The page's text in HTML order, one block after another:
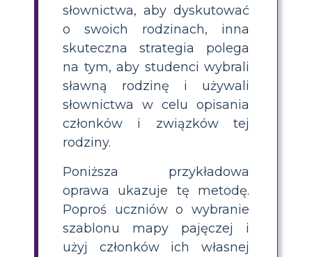
słownictwa, aby dyskutować
o swoich rodzinach, inna
skuteczna strategia polega
na tym, aby studenci wybrali
sławną rodzinę i używali
słownictwa w celu opisania
członków i związków tej
rodziny.
Poniższa przykładowa
oprawa ukazuje tę metodę.
Poproś uczniów o wybranie
szablonu mapy pajęczej i
użyj członków ich własnej